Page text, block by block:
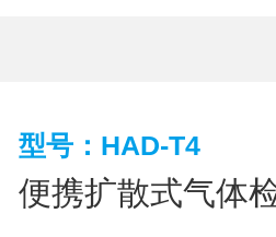
型号：HAD-T4
便携扩散式气体